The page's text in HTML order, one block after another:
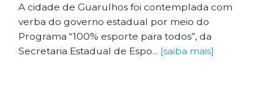
A cidade de Guarulhos foi contemplada com
verba do governo estadual por meio do
Programa “100% esporte para todos”, da
Secretaria Estadual de Espo... [saiba mais]